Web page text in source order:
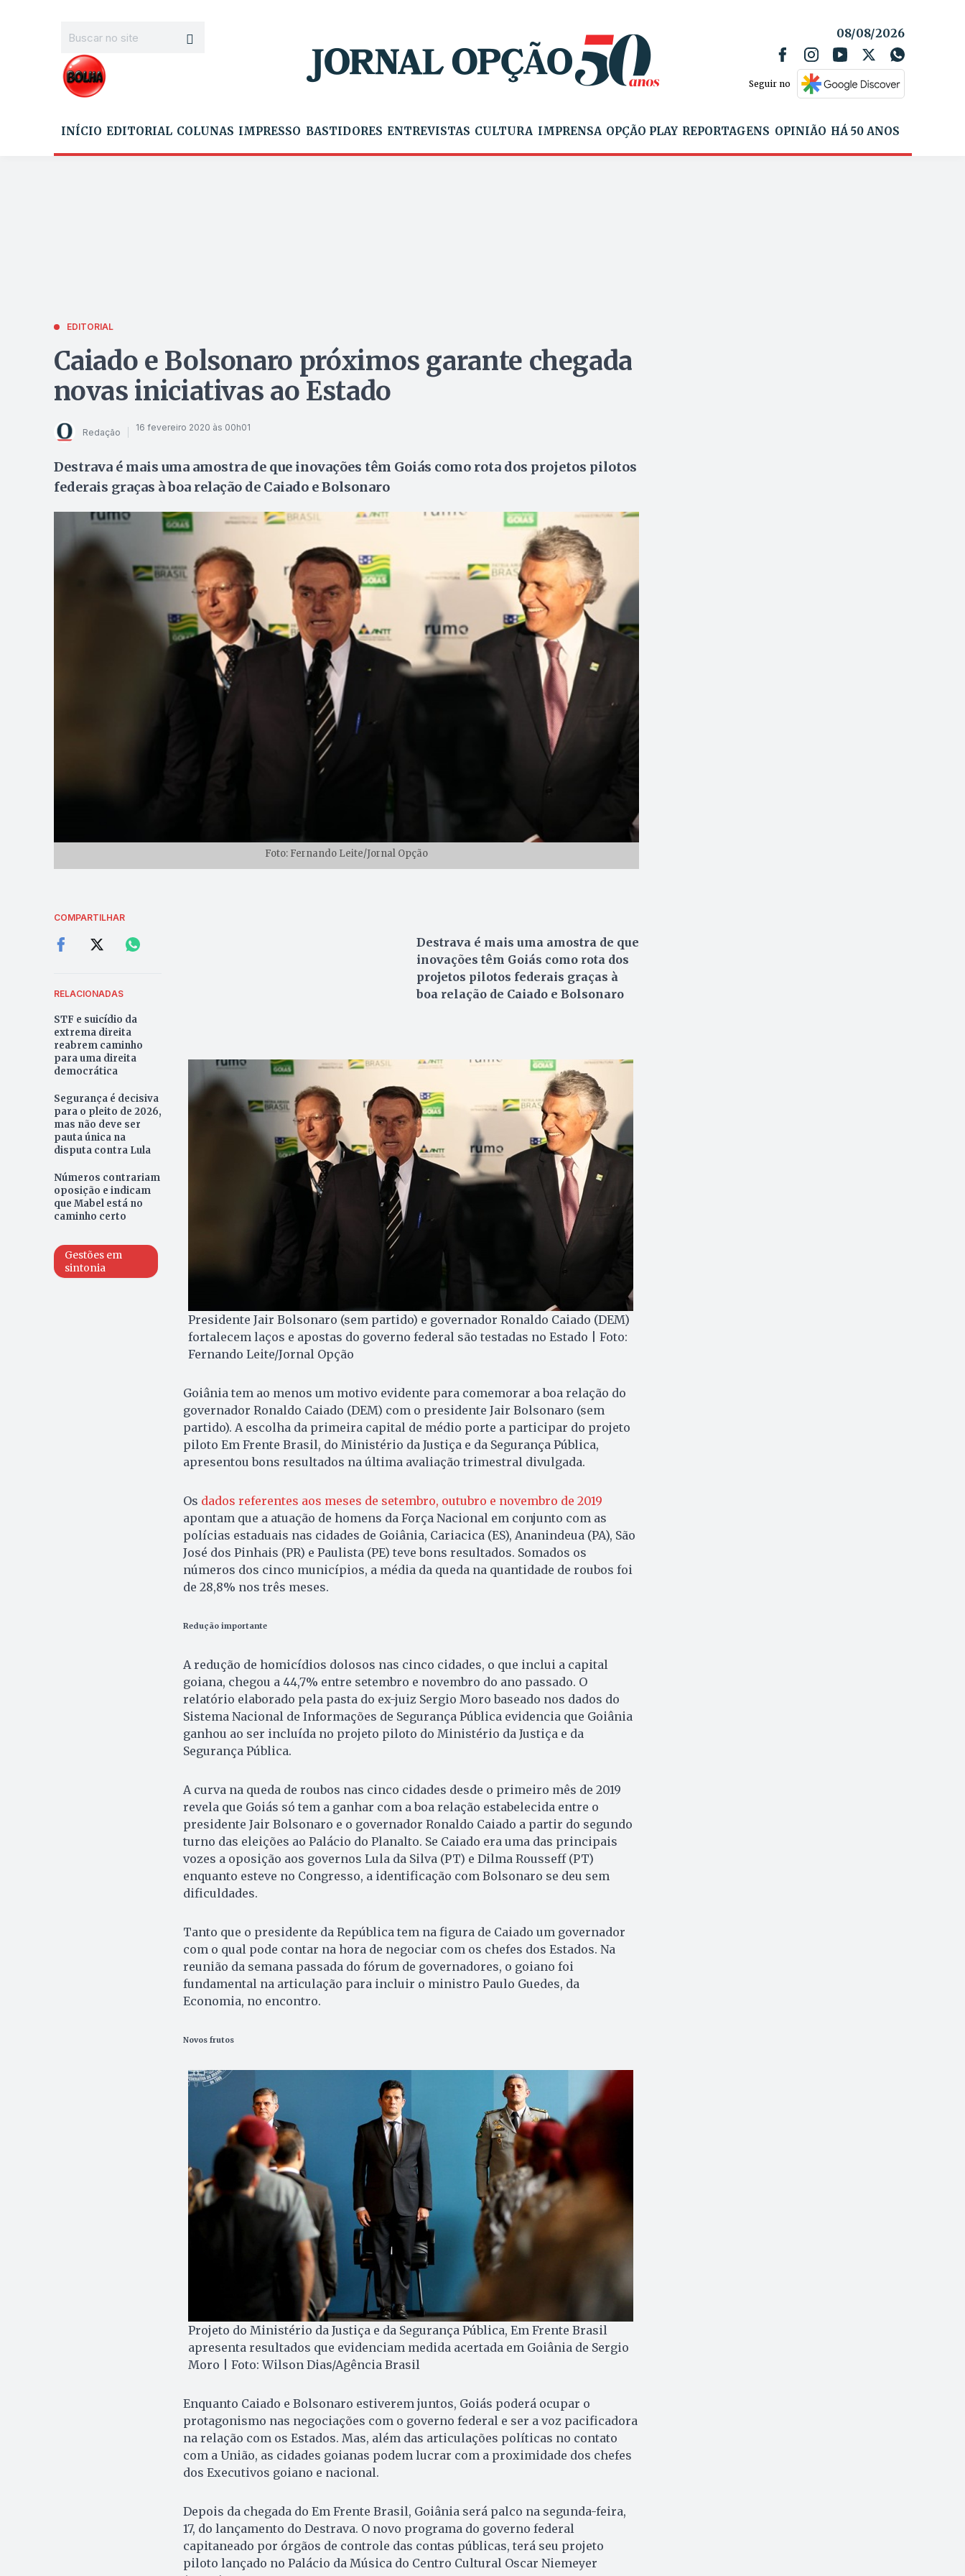
08/08/2026
Seguir no
INÍCIO EDITORIAL COLUNAS IMPRESSO BASTIDORES ENTREVISTAS CULTURA IMPRENSA OPÇÃO PLAY REPORTAGENS OPINIÃO HÁ 50 ANOS
EDITORIAL
Caiado e Bolsonaro próximos garante chegada
novas iniciativas ao Estado
Redação 16 fevereiro 2020 às 00h01
Destrava é mais uma amostra de que inovações têm Goiás como rota dos projetos pilotos
federais graças à boa relação de Caiado e Bolsonaro
Foto: Fernando Leite/Jornal Opção
COMPARTILHAR
RELACIONADAS
STF e suicídio da
extrema direita
reabrem caminho
para uma direita
democrática
Segurança é decisiva
para o pleito de 2026,
mas não deve ser
pauta única na
disputa contra Lula
Números contrariam
oposição e indicam
que Mabel está no
caminho certo
Gestões em
sintonia
Destrava é mais uma amostra de que
inovações têm Goiás como rota dos
projetos pilotos federais graças à
boa relação de Caiado e Bolsonaro
Presidente Jair Bolsonaro (sem partido) e governador Ronaldo Caiado (DEM)
fortalecem laços e apostas do governo federal são testadas no Estado | Foto:
Fernando Leite/Jornal Opção
Goiânia tem ao menos um motivo evidente para comemorar a boa relação do
governador Ronaldo Caiado (DEM) com o presidente Jair Bolsonaro (sem
partido). A escolha da primeira capital de médio porte a participar do projeto
piloto Em Frente Brasil, do Ministério da Justiça e da Segurança Pública,
apresentou bons resultados na última avaliação trimestral divulgada.
Os dados referentes aos meses de setembro, outubro e novembro de 2019
apontam que a atuação de homens da Força Nacional em conjunto com as
polícias estaduais nas cidades de Goiânia, Cariacica (ES), Ananindeua (PA), São
José dos Pinhais (PR) e Paulista (PE) teve bons resultados. Somados os
números dos cinco municípios, a média da queda na quantidade de roubos foi
de 28,8% nos três meses.
Redução importante
A redução de homicídios dolosos nas cinco cidades, o que inclui a capital
goiana, chegou a 44,7% entre setembro e novembro do ano passado. O
relatório elaborado pela pasta do ex-juiz Sergio Moro baseado nos dados do
Sistema Nacional de Informações de Segurança Pública evidencia que Goiânia
ganhou ao ser incluída no projeto piloto do Ministério da Justiça e da
Segurança Pública.
A curva na queda de roubos nas cinco cidades desde o primeiro mês de 2019
revela que Goiás só tem a ganhar com a boa relação estabelecida entre o
presidente Jair Bolsonaro e o governador Ronaldo Caiado a partir do segundo
turno das eleições ao Palácio do Planalto. Se Caiado era uma das principais
vozes a oposição aos governos Lula da Silva (PT) e Dilma Rousseff (PT)
enquanto esteve no Congresso, a identificação com Bolsonaro se deu sem
dificuldades.
Tanto que o presidente da República tem na figura de Caiado um governador
com o qual pode contar na hora de negociar com os chefes dos Estados. Na
reunião da semana passada do fórum de governadores, o goiano foi
fundamental na articulação para incluir o ministro Paulo Guedes, da
Economia, no encontro.
Novos frutos
Projeto do Ministério da Justiça e da Segurança Pública, Em Frente Brasil
apresenta resultados que evidenciam medida acertada em Goiânia de Sergio
Moro | Foto: Wilson Dias/Agência Brasil
Enquanto Caiado e Bolsonaro estiverem juntos, Goiás poderá ocupar o
protagonismo nas negociações com o governo federal e ser a voz pacificadora
na relação com os Estados. Mas, além das articulações políticas no contato
com a União, as cidades goianas podem lucrar com a proximidade dos chefes
dos Executivos goiano e nacional.
Depois da chegada do Em Frente Brasil, Goiânia será palco na segunda-feira,
17, do lançamento do Destrava. O novo programa do governo federal
capitaneado por órgãos de controle das contas públicas, terá seu projeto
piloto lançado no Palácio da Música do Centro Cultural Oscar Niemeyer